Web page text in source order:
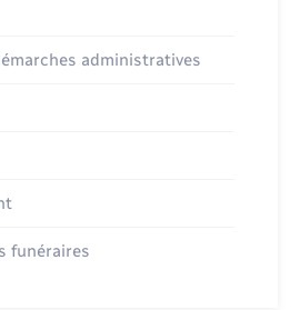
administratives
funéraires